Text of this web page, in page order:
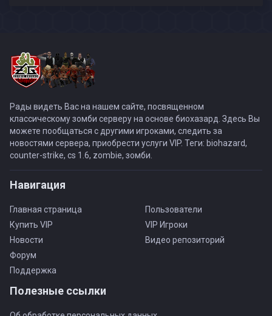
Рады видеть Вас на нашем сайте, посвященном
классическому зомби серверу на основе биохазард. Здесь Вы
можете пообщаться с другими игроками, следить за
новостями сервера, приобрести услуги VIP. Теги: biohazard,
counter-strike, cs 1.6, zombie, зомби.
Навигация
Главная страница
Купить VIP
Новости
Форум
Поддержка
Пользователи
VIP Игроки
Видео репозиторий
Полезные ссылки